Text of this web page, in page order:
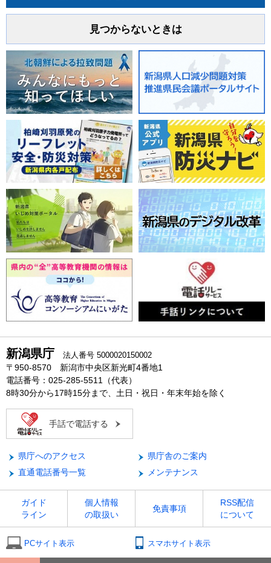
見つからないときは
新潟県庁 法人番号 5000020150002
〒950-8570 新潟市中央区新光町4番地1
電話番号：025-285-5511（代表）
8時30分から17時15分まで、土日・祝日・年末年始を除く
手話で電話する
県庁へのアクセス
県庁舎のご案内
直通電話番号一覧
メンテナンス
ガイド
ライン
個人情報
の取扱い
免責事項
RSS配信
について
PCサイト表示 スマホサイト表示